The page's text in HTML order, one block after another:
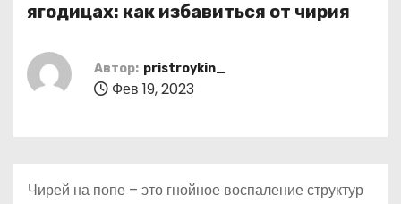
ягодицах: как избавиться от чирия
Автор: pristroykin_
Фев 19, 2023
Чирей на попе – это гнойное воспаление структур